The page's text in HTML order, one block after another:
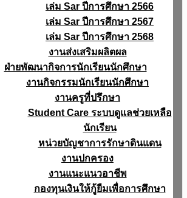
เล่ม Sar ปีการศึกษา 2566
เล่ม Sar ปีการศึกษา 2567
เล่ม Sar ปีการศึกษา 2568
งานส่งเสริมผลิตผล
ฝ่ายพัฒนากิจการนักเรียนนักศึกษา
งานกิจกรรมนักเรียนนักศึกษา
งานครูที่ปรึกษา
Student Care ระบบดูแลช่วยเหลือ
นักเรียน
หน่วยบัญชาการรักษาดินแดน
งานปกครอง
งานแนะแนวอาชีพ
กองทุนเงินให้กู้ยืมเพื่อการศึกษา